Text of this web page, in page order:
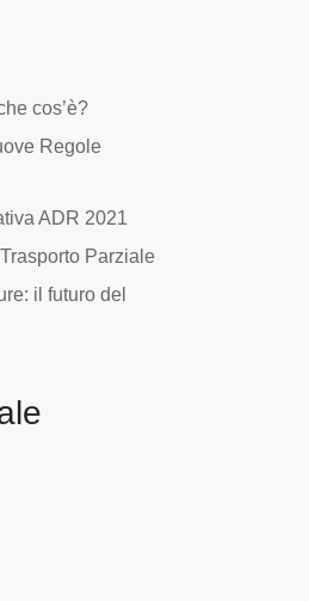
cos’è?
Regole
ADR 2021
Parziale
il futuro del